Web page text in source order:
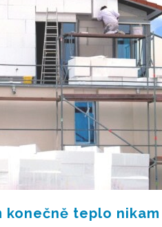
teplo